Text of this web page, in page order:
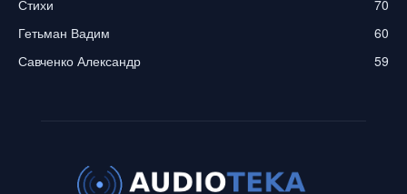
Стихи
70
Гетьман Вадим
60
Савченко Александр
59